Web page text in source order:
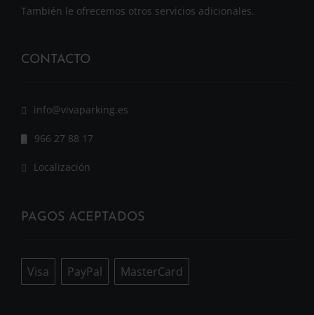
También le ofrecemos otros servicios adicionales.
CONTACTO
info@vivaparking.es
966 27 88 17
Localización
PAGOS ACEPTADOS
Visa PayPal MasterCard